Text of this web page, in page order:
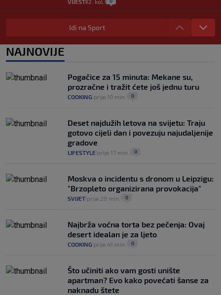
Izračunali smo koliko košta putovanje
automobilom na Hvar iz Zagreba, a
VIJESTI 2. kol. 14
zdravstvenu iskaznicu". Kakva su prava
pacijenata izvan mjesta prebivališta?
VIJESTI 1. kol.
Idi na Sport
NAJNOVIJE
Pogačice za 15 minuta: Mekane su,
prozračne i tražit ćete još jednu turu
COOKING prije 10 min. 0
Deset najdužih letova na svijetu: Traju
gotovo cijeli dan i povezuju najudaljenije
gradove
LIFESTYLE prije 17 min. 0
Moskva o incidentu s dronom u Leipzigu:
"Brzopleto organizirana provokacija"
SVIJET prije 29 min. 0
Najbrža voćna torta bez pečenja: Ovaj
desert idealan je za ljeto
COOKING prije 41 min. 0
Što učiniti ako vam gosti unište
apartman? Evo kako povećati šanse za
naknadu štete